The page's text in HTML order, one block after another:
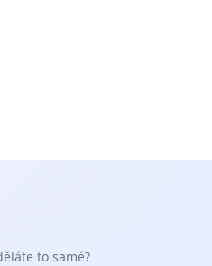
to samé?